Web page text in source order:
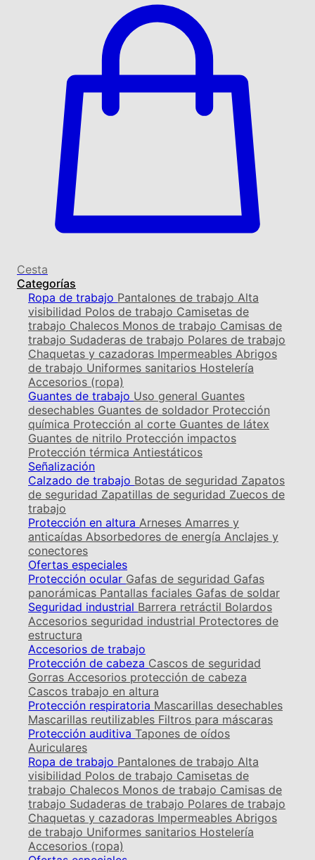
Cesta
Categorías
Ropa de trabajo Pantalones de trabajo Alta
visibilidad Polos de trabajo Camisetas de
trabajo Chalecos Monos de trabajo Camisas de
trabajo Sudaderas de trabajo Polares de trabajo
Chaquetas y cazadoras Impermeables Abrigos
de trabajo Uniformes sanitarios Hostelería
Accesorios (ropa)
Guantes de trabajo Uso general Guantes
desechables Guantes de soldador Protección
química Protección al corte Guantes de látex
Guantes de nitrilo Protección impactos
Protección térmica Antiestáticos
Señalización
Calzado de trabajo Botas de seguridad Zapatos
de seguridad Zapatillas de seguridad Zuecos de
trabajo
Protección en altura Arneses Amarres y
anticaídas Absorbedores de energía Anclajes y
conectores
Ofertas especiales
Protección ocular Gafas de seguridad Gafas
panorámicas Pantallas faciales Gafas de soldar
Seguridad industrial Barrera retráctil Bolardos
Accesorios seguridad industrial Protectores de
estructura
Accesorios de trabajo
Protección de cabeza Cascos de seguridad
Gorras Accesorios protección de cabeza
Cascos trabajo en altura
Protección respiratoria Mascarillas desechables
Mascarillas reutilizables Filtros para máscaras
Protección auditiva Tapones de oídos
Auriculares
Ropa de trabajo Pantalones de trabajo Alta
visibilidad Polos de trabajo Camisetas de
trabajo Chalecos Monos de trabajo Camisas de
trabajo Sudaderas de trabajo Polares de trabajo
Chaquetas y cazadoras Impermeables Abrigos
de trabajo Uniformes sanitarios Hostelería
Accesorios (ropa)